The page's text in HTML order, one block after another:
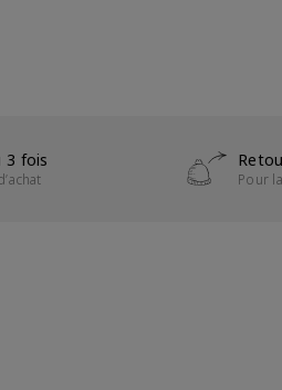
3 fois
Pour